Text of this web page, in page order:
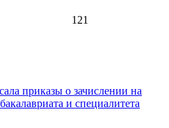
121
приказы о зачислении на
и специалитета